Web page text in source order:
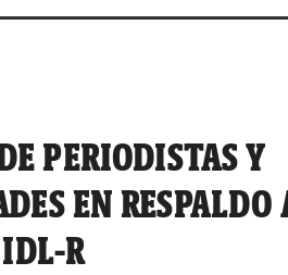
PERIODISTAS Y
EN RESPALDO
R